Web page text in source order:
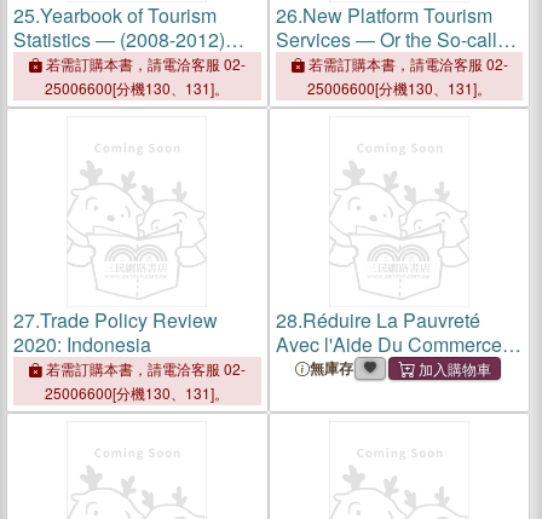
25.Yearbook of Tourism
Statistics ― (2008-2012)
2014若需訂購本書，請電洽客服 02-
25006600[分機130、131]。
26.New Platform Tourism
Services ― Or the So-called
Sharing Economy:
Understand, Rethink and
Adapt
若需訂購本書，請電洽客服 02-
25006600[分機130、131]。
27.Trade Policy Review
2020: Indonesia
若需訂購本書，請電洽客服 02-
25006600[分機130、131]。
28.Réduire La Pauvreté
Avec l'Aide Du Commerce
Mondial: 10 Cas Concrets
無庫存